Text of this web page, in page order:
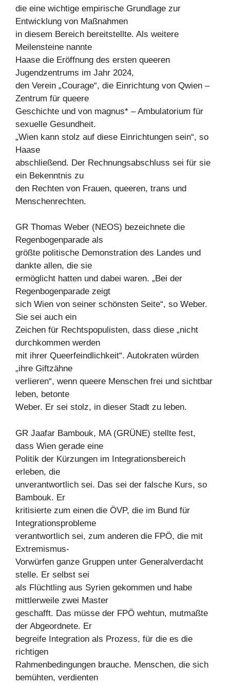
die eine wichtige empirische Grundlage zur
Entwicklung von Maßnahmen
in diesem Bereich bereitstellte. Als weitere
Meilensteine nannte
Haase die Eröffnung des ersten queeren
Jugendzentrums im Jahr 2024,
den Verein „Courage“, die Einrichtung von Qwien –
Zentrum für queere
Geschichte und von magnus* – Ambulatorium für
sexuelle Gesundheit.
„Wien kann stolz auf diese Einrichtungen sein“, so
Haase
abschließend. Der Rechnungsabschluss sei für sie
ein Bekenntnis zu
den Rechten von Frauen, queeren, trans und
Menschenrechten.
GR Thomas Weber (NEOS) bezeichnete die
Regenbogenparade als
größte politische Demonstration des Landes und
dankte allen, die sie
ermöglicht hatten und dabei waren. „Bei der
Regenbogenparade zeigt
sich Wien von seiner schönsten Seite“, so Weber.
Sie sei auch ein
Zeichen für Rechtspopulisten, dass diese „nicht
durchkommen werden
mit ihrer Queerfeindlichkeit“. Autokraten würden
„ihre Giftzähne
verlieren“, wenn queere Menschen frei und sichtbar
leben, betonte
Weber. Er sei stolz, in dieser Stadt zu leben.
GR Jaafar Bambouk, MA (GRÜNE) stellte fest,
dass Wien gerade eine
Politik der Kürzungen im Integrationsbereich
erleben, die
unverantwortlich sei. Das sei der falsche Kurs, so
Bambouk. Er
kritisierte zum einen die ÖVP, die im Bund für
Integrationsprobleme
verantwortlich sei, zum anderen die FPÖ, die mit
Extremismus-
Vorwürfen ganze Gruppen unter Generalverdacht
stelle. Er selbst sei
als Flüchtling aus Syrien gekommen und habe
mittlerweile zwei Master
geschafft. Das müsse der FPÖ wehtun, mutmaßte
der Abgeordnete. Er
begreife Integration als Prozess, für die es die
richtigen
Rahmenbedingungen brauche. Menschen, die sich
bemühten, verdienten